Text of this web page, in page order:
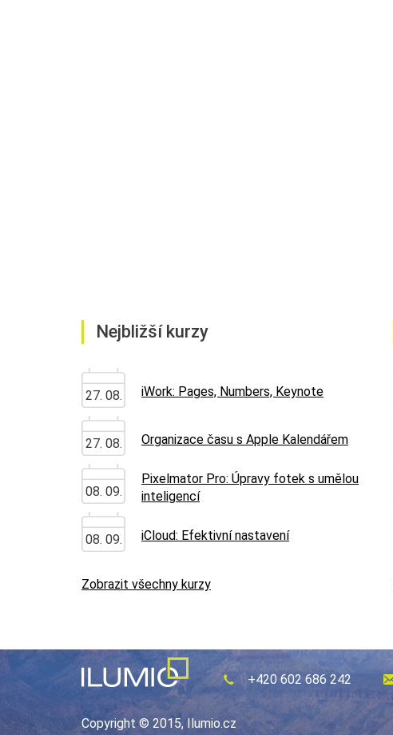
Nejbližší kurzy
27. 08. iWork: Pages, Numbers, Keynote
27. 08. Organizace času s Apple Kalendářem
08. 09.
Pixelmator Pro: Úpravy fotek s umělou
inteligencí
08. 09. iCloud: Efektivní nastavení
Zobrazit všechny kurzy
+420 602 686 242
Copyright © 2015, Ilumio.cz